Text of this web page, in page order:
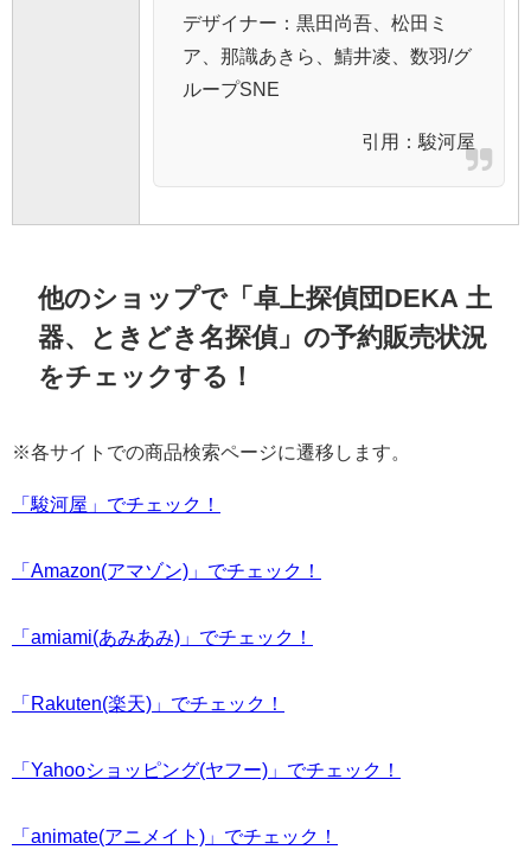
デザイナー：黒田尚吾、松田ミ
ア、那識あきら、鯖井凌、数羽/グ
ループSNE
引用： 駿河屋
他のショップで「卓上探偵団DEKA 土
器、ときどき名探偵」の予約販売状況
をチェックする！
※各サイトでの商品検索ページに遷移します。
「駿河屋」でチェック！
「Amazon(アマゾン)」でチェック！
「amiami(あみあみ)」でチェック！
「Rakuten(楽天)」でチェック！
「Yahooショッピング(ヤフー)」でチェック！
「animate(アニメイト)」でチェック！